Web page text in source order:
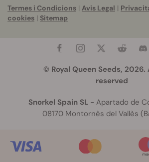
Termes i Condicions | Avis Legal |
cookies | Sitemap
© Royal Queen Seeds,
reserved
Snorkel Spain SL- Apartado de
08170 Montornès del Vallès